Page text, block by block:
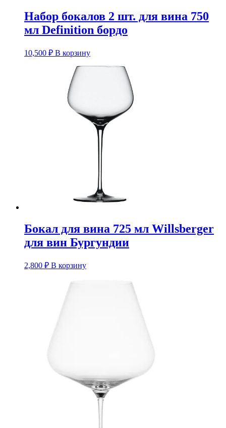
Набор бокалов 2 шт. для вина 750
мл Definition бордо
10,500 ₽ В корзину
Бокал для вина 725 мл Willsberger
для вин Бургундии
2,800 ₽ В корзину